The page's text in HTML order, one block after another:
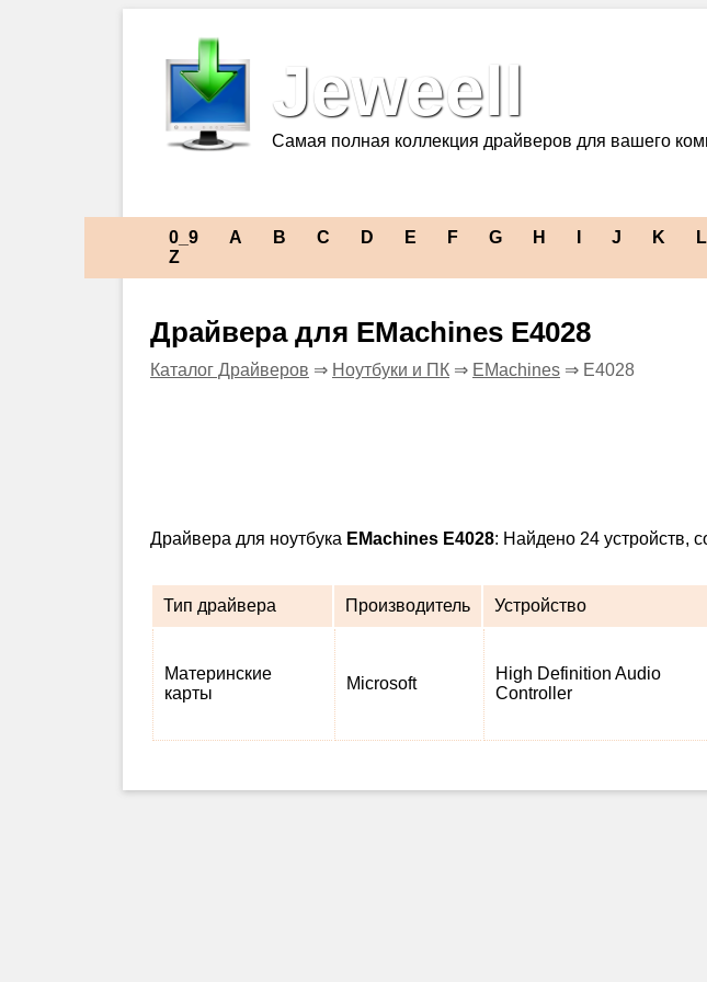
Jeweell
Самая полная коллекция драйверов для вашего
0_9 A B C D E F G H J K L
Z
Драйвера для EMachines E4028
Каталог Драйверов ⇒ Ноутбуки и ПК ⇒ EMachines ⇒ E4028
Драйвера для ноутбука EMachines E4028: Найдено 24 устройств,
Тип драйвера Производитель Устройство
Материнские
карты
Microsoft
High Definition Audio
Controller